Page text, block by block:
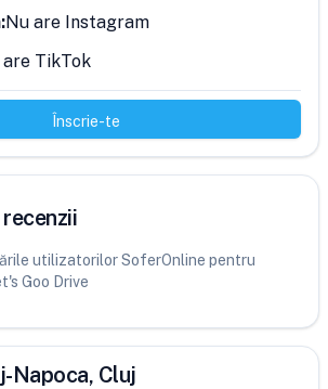
:Nu are Instagram
are TikTok
Înscrie-te
utilizatorilor SoferOnline pentru
Goo Drive
Napoca, Cluj